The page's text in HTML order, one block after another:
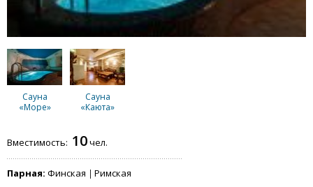
Сауна
«Море»
Сауна
«Каюта»
Вместимость: 10чел.
Парная: Финская
Римская